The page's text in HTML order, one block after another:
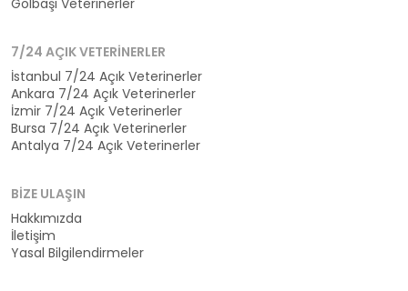
Gölbaşı Veterinerler
7/24 AÇIK VETERINERLER
İstanbul 7/24 Açık Veterinerler
Ankara 7/24 Açık Veterinerler
İzmir 7/24 Açık Veterinerler
Bursa 7/24 Açık Veterinerler
Antalya 7/24 Açık Veterinerler
BIZE ULAŞIN
Hakkımızda
İletişim
Yasal Bilgilendirmeler